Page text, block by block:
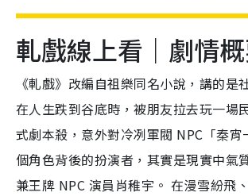
軋戲線上看｜劇情
《軋戲》改編自祖樂同名小說，講的是
在人生跌到谷底時，被朋友拉去玩一場
式劇本殺，意外對冷冽軍閥 NPC「秦宵
個角色背後的扮演者，其實是現實中氣
兼王牌 NPC 演員肖稚宇。 在漫雪紛飛